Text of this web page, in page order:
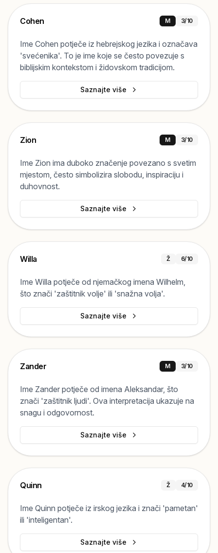
Cohen M 3/10
Ime Cohen potječe iz hebrejskog jezika i označava
'svećenika'. To je ime koje se često povezuje s
biblijskim kontekstom i židovskom tradicijom.
Saznajte više
Zion M 3/10
Ime Zion ima duboko značenje povezano s svetim
mjestom, često simbolizira slobodu, inspiraciju i
duhovnost.
Saznajte više
Willa Ž 6/10
Ime Willa potječe od njemačkog imena Wilhelm,
što znači 'zaštitnik volje' ili 'snažna volja'.
Saznajte više
Zander M 3/10
Ime Zander potječe od imena Aleksandar, što
znači 'zaštitnik ljudi'. Ova interpretacija ukazuje na
snagu i odgovornost.
Saznajte više
Quinn Ž 4/10
Ime Quinn potječe iz irskog jezika i znači 'pametan'
ili 'inteligentan'.
Saznajte više